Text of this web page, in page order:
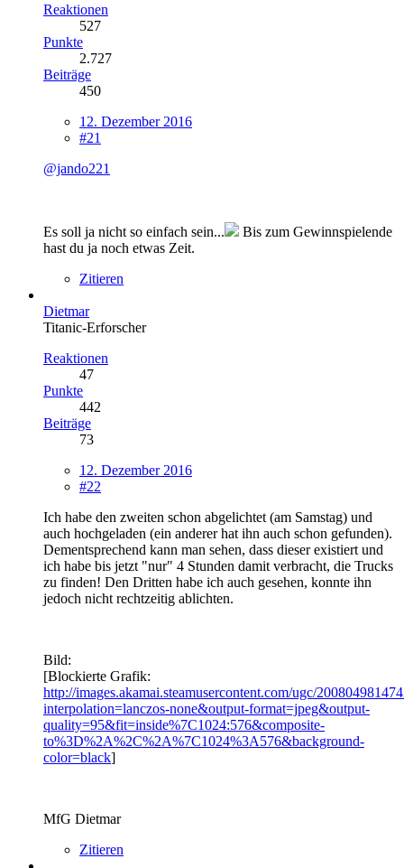
Reaktionen
527
Punkte
2.727
Beiträge
450
12. Dezember 2016
#21
@jando221
Es soll ja nicht so einfach sein...
Bis zum Gewinnspielende
hast du ja noch etwas Zeit.
Zitieren
Dietmar
Titanic-Erforscher
Reaktionen
47
Punkte
442
Beiträge
73
12. Dezember 2016
#22
Ich habe den zweiten schon abgelichtet (am Samstag) und
auch hochgeladen (ein anderer hat ihn auch schon gefunden).
Dementsprechend kann man sehen, dass dieser existiert und
ich habe bis jetzt "nur" 4 Stunden damit verbracht, die Trucks
zu finden! Den Dritten habe ich auch gesehen, konnte ihn
jedoch nicht rechtzeitig ablichten.
Bild:
[Blockierte Grafik:
http://images.akamai.steamusercontent.com/ugc/
interpolation=lanczos-none&output-format=jpeg&output-
quality=95&fit=inside%7C1024:576&composite-
to%3D%2A%2C%2A%7C1024%3A576&background-
color=black]
MfG Dietmar
Zitieren